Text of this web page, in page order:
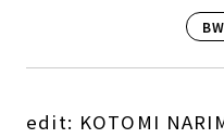
edit: KOTOMI